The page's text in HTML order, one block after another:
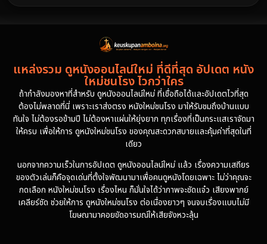
2000
1997
1986
1985
1981
1978
1974
แหล่งรวม ดูหนังออนไลน์ใหม่ ที่ดีที่สุด อัปเดต หนัง
ใหม่ชนโรง ไวกว่าใคร
ถ้ากำลังมองหาที่สำหรับ ดูหนังออนไลน์ใหม่ ที่เชื่อถือได้และอัปเดตไวที่สุด
ต้องไม่พลาดที่นี่ เพราะเราส่งตรง หนังใหม่ชนโรง มาให้รับชมถึงบ้านแบบ
ทันใจ ไม่ต้องรอข้ามปี ไม่ต้องหาแผ่นให้ยุ่งยาก ทุกเรื่องที่เป็นกระแสเราจัดมา
ให้ครบ เพื่อให้การ ดูหนังใหม่ชนโรง ของคุณสะดวกสบายและคุ้มค่าที่สุดในที่
เดียว
นอกจากความเร็วในการอัปเดต ดูหนังออนไลน์ใหม่ แล้ว เรื่องความเสถียร
ของตัวเล่นก็คือจุดเด่นที่ตั้งใจพัฒนามาเพื่อคนดูหนังโดยเฉพาะ ไม่ว่าคุณจะ
กดเลือก หนังใหม่ชนโรง เรื่องไหน ก็มั่นใจได้ว่าภาพจะชัดแจ๋ว เสียงพากย์
เคลียร์ชัด ช่วยให้การ ดูหนังใหม่ชนโรง ต่อเนื่องยาวๆ จนจบเรื่องแบบไม่มี
โฆษณามาคอยขัดอารมณ์ให้เสียจังหวะลุ้น